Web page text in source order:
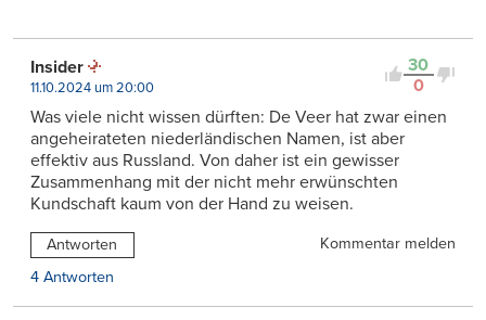
30
0
Insider
11.10.2024 um 20:00
Was viele nicht wissen dürften: De Veer hat zwar einen
angeheirateten niederländischen Namen, ist aber
effektiv aus Russland. Von daher ist ein gewisser
Zusammenhang mit der nicht mehr erwünschten
Kundschaft kaum von der Hand zu weisen.
Antworten
Kommentar melden
4 Antworten